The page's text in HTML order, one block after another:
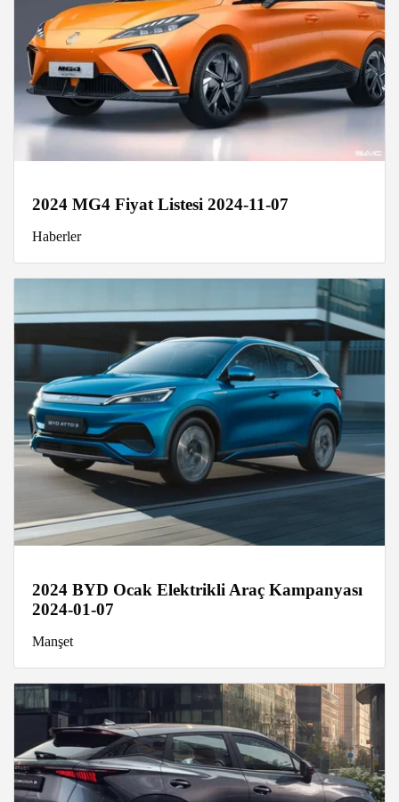
2024 MG4 Fiyat Listesi 2024-11-07
Haberler
2024 BYD Ocak Elektrikli Araç Kampanyası
2024-01-07
Manşet